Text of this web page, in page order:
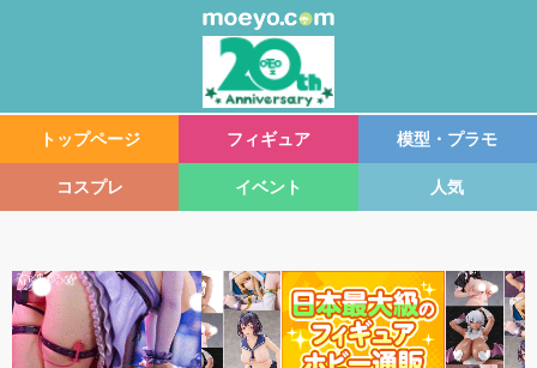
トップページ フィギュア 模型・プラモ
コスプレ イベント 人気